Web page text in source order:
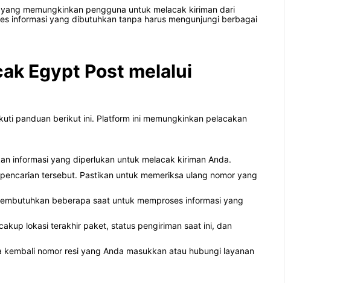
memungkinkan pengguna untuk melacak kiriman dari
informasi yang dibutuhkan tanpa harus mengunjungi berbagai
Egypt Post melalui
panduan berikut ini. Platform ini memungkinkan pelacakan
informasi yang diperlukan untuk melacak kiriman Anda.
tersebut. Pastikan untuk memeriksa ulang nomor yang
beberapa saat untuk memproses informasi yang
lokasi terakhir paket, status pengiriman saat ini, dan
nomor resi yang Anda masukkan atau hubungi layanan